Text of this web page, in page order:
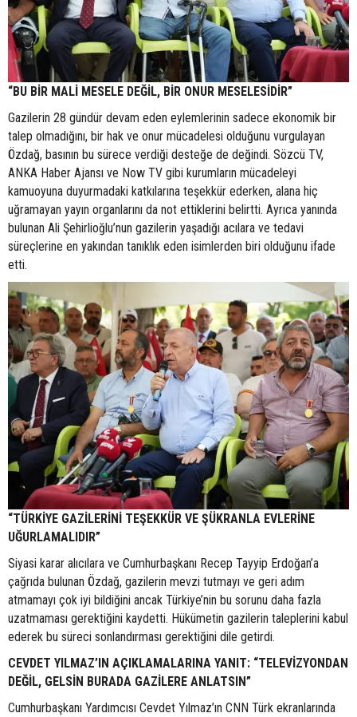
“BU BİR MALİ MESELE DEĞİL, BİR ONUR MESELESİDİR”
Gazilerin 28 gündür devam eden eylemlerinin sadece ekonomik bir
talep olmadığını, bir hak ve onur mücadelesi olduğunu vurgulayan
Özdağ, basının bu sürece verdiği desteğe de değindi. Sözcü TV,
ANKA Haber Ajansı ve Now TV gibi kurumların mücadeleyi
kamuoyuna duyurmadaki katkılarına teşekkür ederken, alana hiç
uğramayan yayın organlarını da not ettiklerini belirtti. Ayrıca yanında
bulunan Ali Şehirlioğlu’nun gazilerin yaşadığı acılara ve tedavi
süreçlerine en yakından tanıklık eden isimlerden biri olduğunu ifade
etti.
“TÜRKİYE GAZİLERİNİ TEŞEKKÜR VE ŞÜKRANLA EVLERİNE
UĞURLAMALIDIR”
Siyasi karar alıcılara ve Cumhurbaşkanı Recep Tayyip Erdoğan’a
çağrıda bulunan Özdağ, gazilerin mevzi tutmayı ve geri adım
atmamayı çok iyi bildiğini ancak Türkiye’nin bu sorunu daha fazla
uzatmaması gerektiğini kaydetti. Hükümetin gazilerin taleplerini kabul
ederek bu süreci sonlandırması gerektiğini dile getirdi.
CEVDET YILMAZ’IN AÇIKLAMALARINA YANIT: “TELEVİZYONDAN
DEĞİL, GELSİN BURADA GAZİLERE ANLATSIN”
Cumhurbaşkanı Yardımcısı Cevdet Yılmaz’ın CNN Türk ekranlarında